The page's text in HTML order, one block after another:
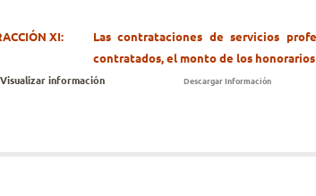
XI:
Las contrataciones de servicios
contratados, el monto de los
Visualizar información Descargar Información